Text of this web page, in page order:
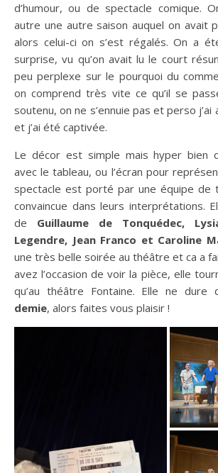
d’humour, ou de spectacle comique.
autre une autre saison auquel on avait
alors celui-ci on s’est régalés. On a
surprise, vu qu’on avait lu le court
peu perplexe sur le pourquoi du
on comprend très vite ce qu’il se
soutenu, on ne s’ennuie pas et perso j’ai
et j’ai été captivée.
Le décor est simple mais hyper bien
avec le tableau, ou l’écran pour
spectacle est porté par une équipe de
convaincue dans leurs interprétations.
de Guillaume de Tonquédec,
Legendre, Jean Franco et Caroline
une très belle soirée au théâtre et ca a
avez l’occasion de voir la pièce, elle
qu’au théâtre Fontaine. Elle ne dure
demie, alors faites vous plaisir !